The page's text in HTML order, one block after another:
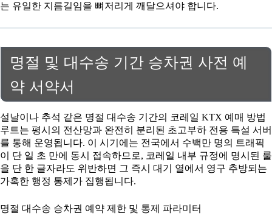
는 유일한 지름길임을 뼈저리게 깨달으셔야 합니다.
명절 및 대수송 기간 승차권 사전 예
약 서약서
설날이나 추석 같은 명절 대수송 기간의 코레일 KTX 예매 방법
루트는 평시의 전산망과 완전히 분리된 초고부하 전용 특설 서버
를 통해 운영됩니다. 이 시기에는 전국에서 수백만 명의 트래픽
이 단 일 초 만에 동시 접속하므로, 코레일 내부 규정에 명시된 룰
을 단 한 글자라도 위반하면 그 즉시 대기 열에서 영구 추방되는
가혹한 행정 통제가 집행됩니다.
명절 대수송 승차권 예약 제한 및 통제 파라미터